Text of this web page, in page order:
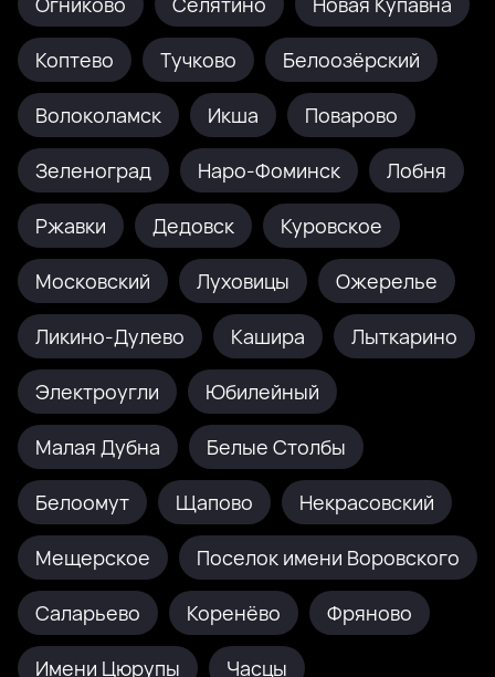
Коптево Тучково Белоозёрский
Волоколамск Икша Поварово
Зеленоград Наро-Фоминск Лобня
Ржавки Дедовск Куровское
Московский Луховицы Ожерелье
Ликино-Дулево Кашира Лыткарино
Электроугли Юбилейный
Малая Дубна Белые Столбы
Белоомут Щапово Некрасовский
Мещерское Поселок имени Воровского
Саларьево Коренёво Фряново
Имени Цюрупы Часцы